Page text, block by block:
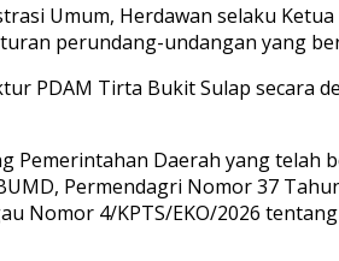
Umum, Herdawan selaku Ketua
perundang-undangan yang
PDAM Tirta Bukit Sulap secara
Pemerintahan Daerah yang telah
Permendagri Nomor 37
Nomor 4/KPTS/EKO/2026